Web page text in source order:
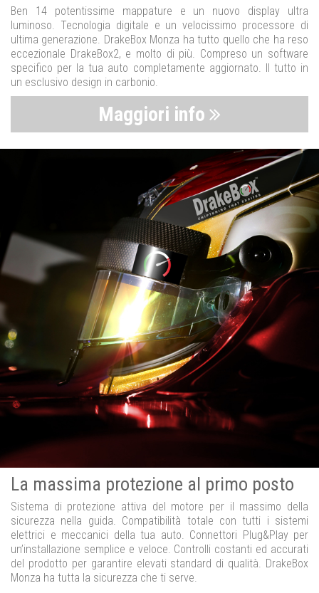
Ben 14 potentissime mappature e un nuovo display ultra
luminoso. Tecnologia digitale e un velocissimo processore di
ultima generazione. DrakeBox Monza ha tutto quello che ha reso
eccezionale DrakeBox2, e molto di più. Compreso un software
specifico per la tua auto completamente aggiornato. Il tutto in
un esclusivo design in carbonio.
Maggiori info
La massima protezione al primo posto
Sistema di protezione attiva del motore per il massimo della
sicurezza nella guida. Compatibilità totale con tutti i sistemi
elettrici e meccanici della tua auto. Connettori Plug&Play per
un’installazione semplice e veloce. Controlli costanti ed accurati
del prodotto per garantire elevati standard di qualità. DrakeBox
Monza ha tutta la sicurezza che ti serve.